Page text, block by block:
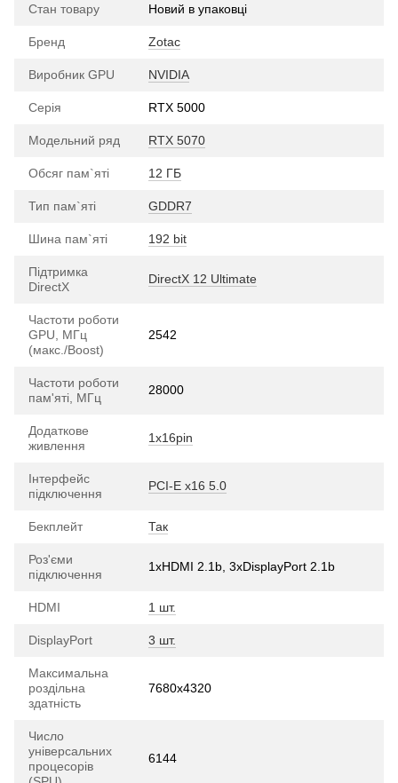
Стан товару Новий в упаковці
Бренд Zotac
Виробник GPU NVIDIA
Серія RTX 5000
Модельний ряд RTX 5070
Обсяг пам`яті 12 ГБ
Тип пам`яті GDDR7
Шина пам`яті 192 bit
Підтримка
DirectX
DirectX 12 Ultimate
Частоти роботи
GPU, МГц
(макс./Boost)
2542
Частоти роботи
пам'яті, МГц
28000
Додаткове
живлення
1х16pin
Інтерфейс
підключення
PCI-E х16 5.0
Бекплейт Так
Роз'єми
підключення
1xHDMI 2.1b, 3хDisplayPort 2.1b
HDMI 1 шт.
DisplayPort 3 шт.
Максимальна
роздільна
здатність
7680x4320
Число
універсальних
процесорів
6144